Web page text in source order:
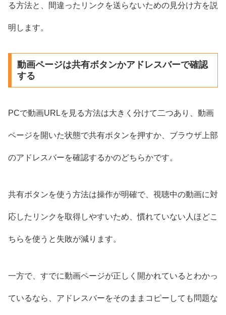
る方法と、間違ったリンクを送らないための見分け方を説
明します。
動画ページは共有ボタンかアドレスバーで確認
する
PCで動画URLを見る方法は大きく分けて二つあり、動画
ページを開いた状態で共有ボタンを押すか、ブラウザ上部
のアドレスバーを確認するかのどちらかです。
共有ボタンを使う方法は操作が明確で、視聴中の動画に対
応したリンクを取得しやすいため、慣れていない人ほどこ
ちらを使うと失敗が減ります。
一方で、すでに動画ページが正しく開かれているとわかっ
ているなら、アドレスバーをそのままコピーしても問題な